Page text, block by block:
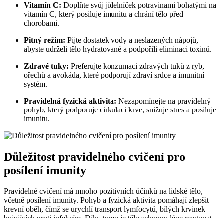
Vitamín C: Doplňte svůj jídelníček potravinami bohatými na
vitamín C, který posiluje imunitu a chrání tělo před
chorobami.
Pitný režim: Pijte dostatek vody a neslazených nápojů,
abyste udrželi tělo hydratované a podpořili eliminaci toxinů.
Zdravé tuky: Preferujte konzumaci zdravých tuků z ryb,
ořechů a avokáda, které podporují zdraví srdce a imunitní
systém.
Pravidelná fyzická aktivita: Nezapomínejte na pravidelný
pohyb, který podporuje cirkulaci krve, snižuje stres a posiluje
imunitu.
Důležitost pravidelného cvičení pro
posílení imunity
Pravidelné cvičení má mnoho pozitivních účinků na lidské tělo,
včetně posílení imunity. Pohyb a fyzická aktivita pomáhají zlepšit
krevní oběh, čímž se urychlí transport lymfocytů, bílých krvinek